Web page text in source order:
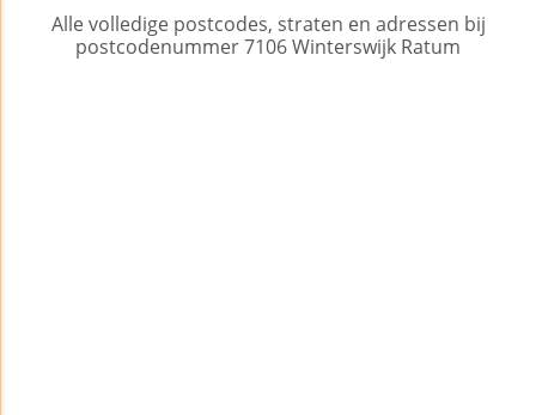
Alle volledige postcodes, straten en adressen bij
postcodenummer 7106 Winterswijk Ratum